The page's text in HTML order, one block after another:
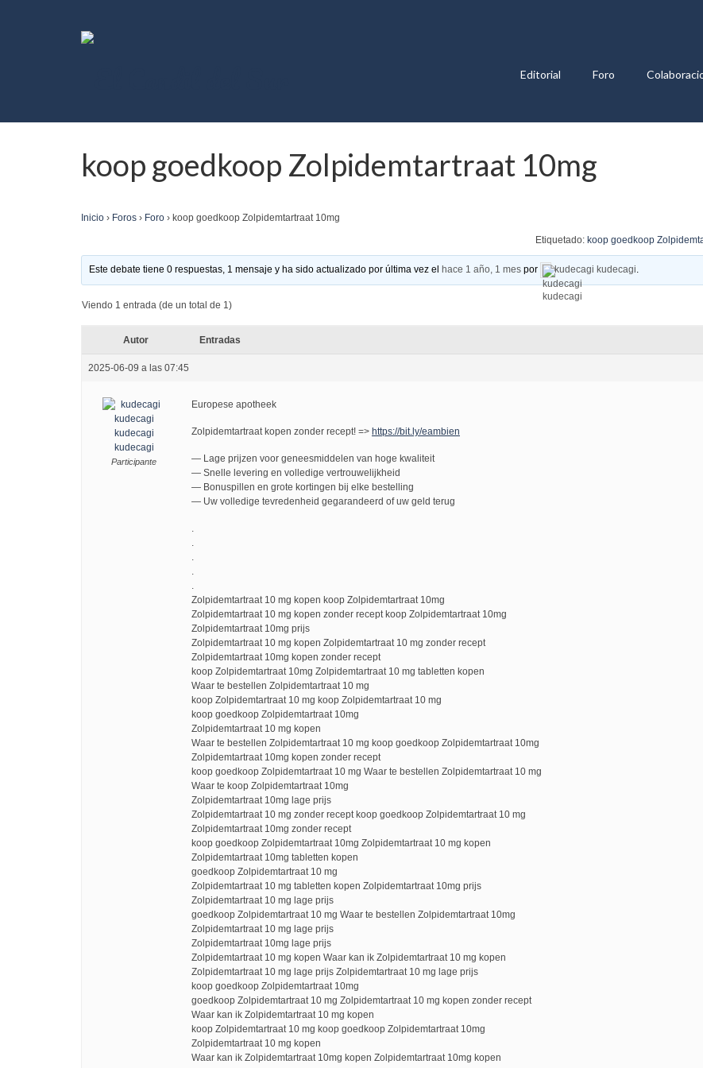
Editorial Foro
koop goedkoop Zolpidemtartraat 10mg
Inicio › Foros › Foro › koop goedkoop Zolpidemtartraat 10mg
Etiquetado: koop goedkoop
Este debate tiene 0 respuestas, 1 mensaje y ha sido actualizado por última vez el hace 1 año, 1 mes por kudecagi kudecagi.
Viendo 1 entrada (de un total de 1)
Autor Entradas
2025-06-09 a las 07:45
kudecagi
kudecagi
Participante
Europese apotheek
Zolpidemtartraat kopen zonder recept! => https://bit.ly/eambien
— Lage prijzen voor geneesmiddelen van hoge kwaliteit
— Snelle levering en volledige vertrouwelijkheid
— Bonuspillen en grote kortingen bij elke bestelling
— Uw volledige tevredenheid gegarandeerd of uw geld terug
.
.
.
.
.
Zolpidemtartraat 10 mg kopen koop Zolpidemtartraat 10mg
Zolpidemtartraat 10 mg kopen zonder recept koop Zolpidemtartraat 10mg
Zolpidemtartraat 10mg prijs
Zolpidemtartraat 10 mg kopen Zolpidemtartraat 10 mg zonder recept
Zolpidemtartraat 10mg kopen zonder recept
koop Zolpidemtartraat 10mg Zolpidemtartraat 10 mg tabletten kopen
Waar te bestellen Zolpidemtartraat 10 mg
koop Zolpidemtartraat 10 mg koop Zolpidemtartraat 10 mg
koop goedkoop Zolpidemtartraat 10mg
Zolpidemtartraat 10 mg kopen
Waar te bestellen Zolpidemtartraat 10 mg koop goedkoop Zolpidemtartraat 10mg
Zolpidemtartraat 10mg kopen zonder recept
koop goedkoop Zolpidemtartraat 10 mg Waar te bestellen Zolpidemtartraat 10 mg
Waar te koop Zolpidemtartraat 10mg
Zolpidemtartraat 10mg lage prijs
Zolpidemtartraat 10 mg zonder recept koop goedkoop Zolpidemtartraat 10 mg
Zolpidemtartraat 10mg zonder recept
koop goedkoop Zolpidemtartraat 10mg Zolpidemtartraat 10 mg kopen
Zolpidemtartraat 10mg tabletten kopen
goedkoop Zolpidemtartraat 10 mg
Zolpidemtartraat 10 mg tabletten kopen Zolpidemtartraat 10mg prijs
Zolpidemtartraat 10 mg lage prijs
goedkoop Zolpidemtartraat 10 mg Waar te bestellen Zolpidemtartraat 10mg
Zolpidemtartraat 10 mg lage prijs
Zolpidemtartraat 10mg lage prijs
Zolpidemtartraat 10 mg kopen Waar kan ik Zolpidemtartraat 10 mg kopen
Zolpidemtartraat 10 mg lage prijs Zolpidemtartraat 10 mg lage prijs
koop goedkoop Zolpidemtartraat 10mg
goedkoop Zolpidemtartraat 10 mg Zolpidemtartraat 10 mg kopen zonder recept
Waar kan ik Zolpidemtartraat 10 mg kopen
koop Zolpidemtartraat 10 mg koop goedkoop Zolpidemtartraat 10mg
Zolpidemtartraat 10 mg kopen
Waar kan ik Zolpidemtartraat 10mg kopen Zolpidemtartraat 10mg kopen